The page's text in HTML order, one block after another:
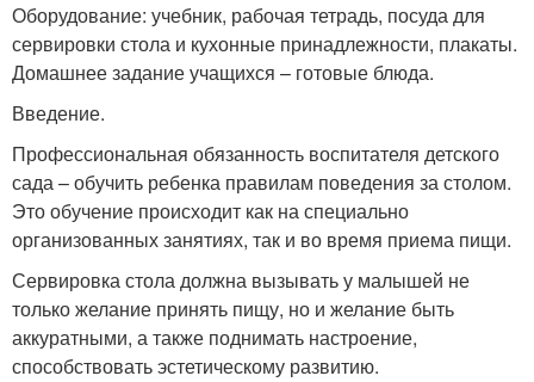
Оборудование: учебник, рабочая тетрадь, посуда для
сервировки стола и кухонные принадлежности, плакаты.
Домашнее задание учащихся – готовые блюда.
Введение.
Профессиональная обязанность воспитателя детского
сада – обучить ребенка правилам поведения за столом.
Это обучение происходит как на специально
организованных занятиях, так и во время приема пищи.
Сервировка стола должна вызывать у малышей не
только желание принять пищу, но и желание быть
аккуратными, а также поднимать настроение,
способствовать эстетическому развитию.